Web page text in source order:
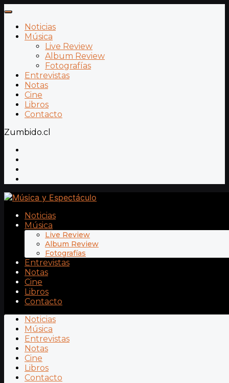
Noticias
Música
Live Review
Album Review
Fotografías
Entrevistas
Notas
Cine
Libros
Contacto
Zumbido.cl
Noticias
Música
Live Review
Album Review
Fotografías
Entrevistas
Notas
Cine
Libros
Contacto
Noticias
Música
Entrevistas
Notas
Cine
Libros
Contacto